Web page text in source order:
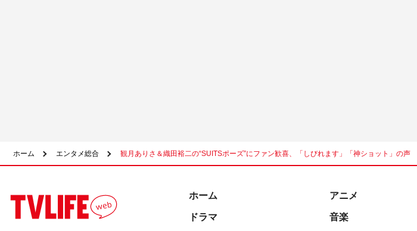
ホーム エンタメ総合 観月ありさ＆織田裕二の“SUITSポーズ”にファン歓喜、「しびれます」「神ショット」の声
ホーム
ドラマ
アニメ
音楽